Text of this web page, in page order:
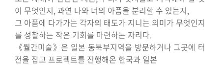
이 무엇인지, 과연 나와 너의 아픔을 분리할 수 있는지,
그 아픔에 다가가는 각자의 태도가 지니는 의미가 무엇인지
를 성찰하는 작은 기회를 마련하는 자리다.
《월간미술》은 일본 동북부지역을 방문하거나 그곳에 터
전을 잡고 프로젝트를 진행해온 한국과 일본